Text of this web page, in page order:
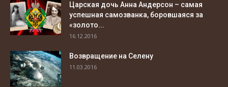
Царская дочь Анна Андерсон – самая
успешная самозванка, боровшаяся за
«золото...
16.12.2016
Возвращение на Селену
11.03.2016